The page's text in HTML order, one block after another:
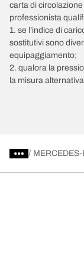
carta di
professionista
1. se l’indice di
sostitutivi sono
equipaggiamento;
2. qualora la
la misura
/